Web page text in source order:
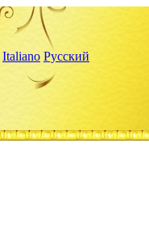
Italiano Русский